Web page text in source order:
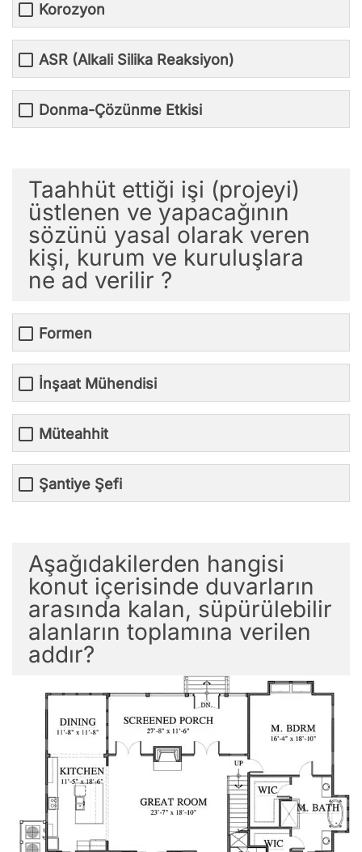
Korozyon
ASR (Alkali Silika Reaksiyon)
Donma-Çözünme Etkisi
Taahhüt ettiği işi (projeyi)
üstlenen ve yapacağının
sözünü yasal olarak veren
kişi, kurum ve kuruluşlara
ne ad verilir ?
Formen
İnşaat Mühendisi
Müteahhit
Şantiye Şefi
Aşağıdakilerden hangisi
konut içerisinde duvarların
arasında kalan, süpürülebilir
alanların toplamına verilen
addır?